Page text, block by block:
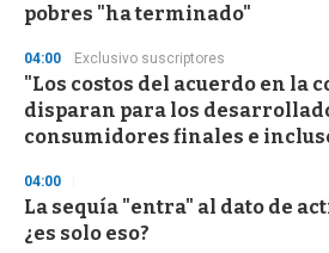
pobres "ha terminado"
04:00 Exclusivo suscriptores
"Los costos del acuerdo en la
disparan para los
consumidores finales e
04:00
La sequía "entra" al dato de
¿es solo eso?